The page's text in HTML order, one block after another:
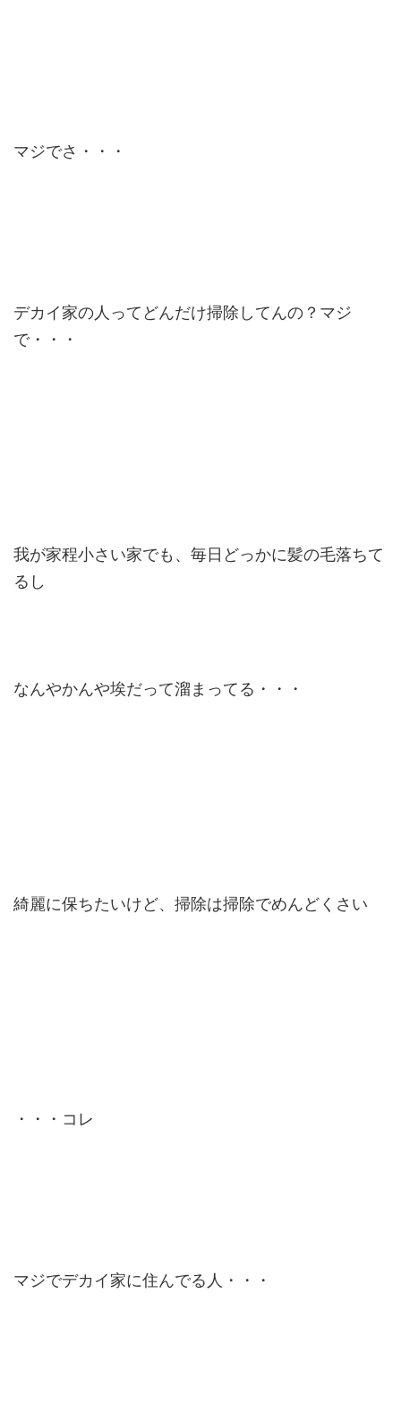
マジでさ・・・
デカイ家の人ってどんだけ掃除してんの？マジ
で・・・
我が家程小さい家でも、毎日どっかに髪の毛落ちて
るし
なんやかんや埃だって溜まってる・・・
綺麗に保ちたいけど、掃除は掃除でめんどくさい
・・・コレ
マジでデカイ家に住んでる人・・・